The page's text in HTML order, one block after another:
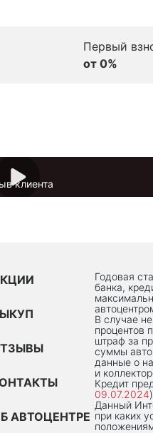
Первый
от 0%
клиента
АВТОЦЕНТРЕ
Годовая
банка,
В случае
процентов
штраф за
суммы
данные о
и
Кредит
09.07.2024
Данный
при каких